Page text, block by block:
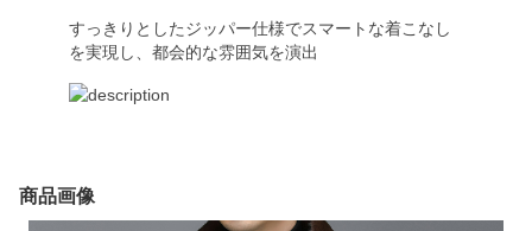
すっきりとしたジッパー仕様でスマートな着こなし
を実現し、都会的な雰囲気を演出
商品画像